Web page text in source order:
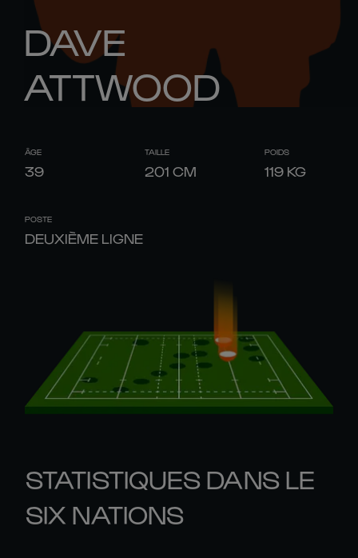
DAVE
ATTWOOD
ÂGE
39
TAILLE
201 CM
POIDS
119 KG
POSTE
DEUXIÈME LIGNE
STATISTIQUES DANS LE
SIX NATIONS